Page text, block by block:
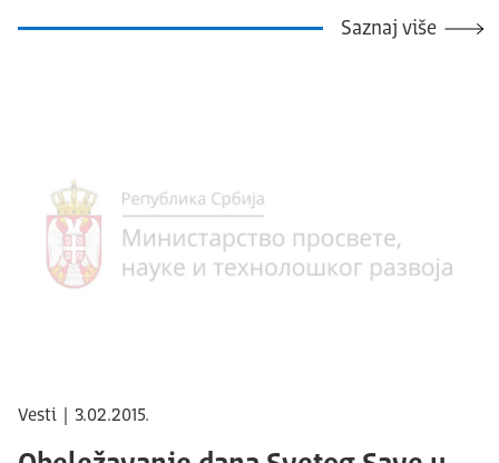
Saznaj više
Vesti | 3.02.2015.